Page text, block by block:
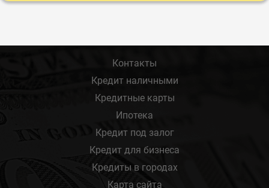
Контакты
Кредит наличными
Кредитные карты
Ипотека
Кредит под залог
Кредит для бизнеса
Кредиты в городах
Карта сайта